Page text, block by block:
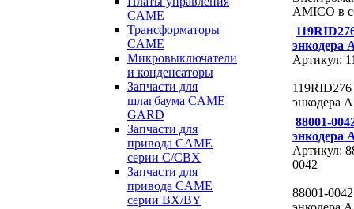
CAME
Трансформаторы
CAME
Микровыключатели
и конденсаторы
Запчасти для
шлагбаума CAME
GARD
Запчасти для
привода CAME
серии C/СВХ
Запчасти для
привода CAME
серии ВХ/ВY
AMICO в
энкодера
Артикул:
энкодера
88001-
энкодера
Артикул:
0042
88001-